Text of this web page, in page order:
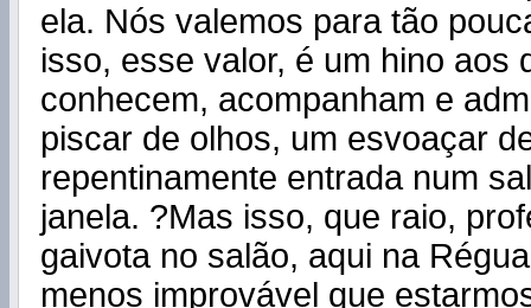
ela. Nós valemos para tão
isso, esse valor, é um hino aos
conhecem, acompanham e
piscar de olhos, um esvoaçar
repentinamente entrada num
janela. ?Mas isso, que raio,
gaivota no salão, aqui na
menos improvável que